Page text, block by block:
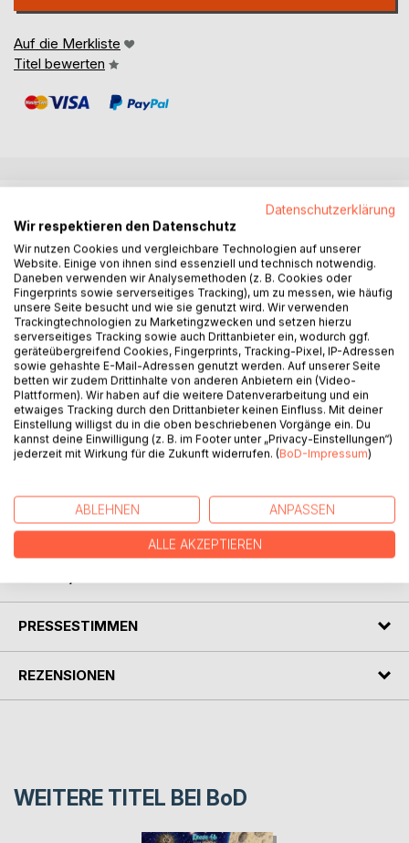
Auf die Merkliste
Titel bewerten
Tini turnt und rennt und läuft und hüpft - schon immer, den
ganzen Tag. Nach ihrem Umzug von der Großstadt in ein
nahegelegenes Dorf ist alles neu, doch sie findet mit Lisa
und Kalle schnell zwei neue Freunde. Die drei verbringen
viel Zeit miteinander und bald wird klar, dass Lisa und Tini
tolle Turnerinnen sind. Als Lisa schließlich Tini von ihrer
Turngruppe vorschwärmt, gibt es für Tini kein Halten mehr:
Sie will unbedingt bei den "Turnsternchen" dabei sein. Für
Tini beginnt eine spannende Zeit, in der sie nicht nur
Handstand, Rad und Flickflack kennenlernt. Aber reicht die
kurze Zeit bis zu ihrem ersten Wettkampf? Außerhalb der
polizeilichen Untersuchung. Und wer ist eigentlich der
Junge mit dem neongrünen Fahrradhelm?
PRESSESTIMMEN
REZENSIONEN
WEITERE TITEL BEI BoD
Datenschutzerklärung
Wir respektieren den Datenschutz
Wir nutzen Cookies und vergleichbare Technologien auf unserer
Website. Einige von ihnen sind essenziell und technisch notwendig.
Daneben verwenden wir Analysemethoden (z. B. Cookies oder
Fingerprints sowie serverseitiges Tracking), um zu messen, wie häufig
unsere Seite besucht und wie sie genutzt wird. Wir verwenden
Trackingtechnologien zu Marketingzwecken und setzen hierzu
serverseitiges Tracking sowie auch Drittanbieter ein, wodurch ggf.
geräteübergreifend Cookies, Fingerprints, Tracking-Pixel, IP-Adressen
sowie gehashte E-Mail-Adressen genutzt werden. Auf unserer Seite
betten wir zudem Drittinhalte von anderen Anbietern ein (Video-
Plattformen). Wir haben auf die weitere Datenverarbeitung und ein
etwaiges Tracking durch den Drittanbieter keinen Einfluss. Mit deiner
Einstellung willigst du in die oben beschriebenen Vorgänge ein. Du
kannst deine Einwilligung (z. B. im Footer unter „Privacy-Einstellungen“)
jederzeit mit Wirkung für die Zukunft widerrufen. (BoD-Impressum)
ABLEHNEN ANPASSEN
ALLE AKZEPTIEREN